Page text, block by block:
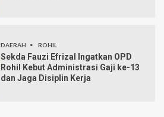
DAERAH ROHIL
Sekda Fauzi Efrizal Ingatkan OPD
Rohil Kebut Administrasi Gaji ke-13
dan Jaga Disiplin Kerja